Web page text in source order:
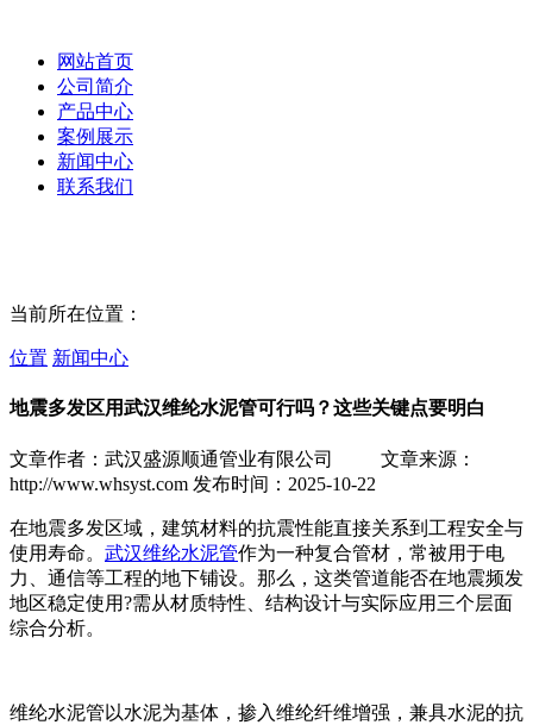
网站首页
公司简介
产品中心
案例展示
新闻中心
联系我们
当前所在位置：
位置 新闻中心
地震多发区用武汉维纶水泥管可行吗？这些关键点要明白
文章作者：武汉盛源顺通管业有限公司 文章来源：
http://www.whsyst.com 发布时间：2025-10-22
在地震多发区域，建筑材料的抗震性能直接关系到工程安全与
使用寿命。 武汉维纶水泥管作为一种复合管材，常被用于电
力、通信等工程的地下铺设。那么，这类管道能否在地震频发
地区稳定使用?需从材质特性、结构设计与实际应用三个层面
综合分析。
维纶水泥管以水泥为基体，掺入维纶纤维增强，兼具水泥的抗